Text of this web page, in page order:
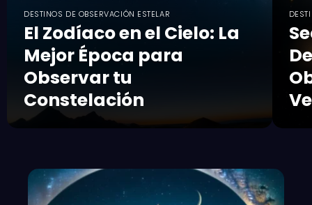
DESTINOS DE OBSERVACIÓN ESTELAR
El Zodíaco en el Cielo: La
Mejor Época para
Observar tu
Constelación